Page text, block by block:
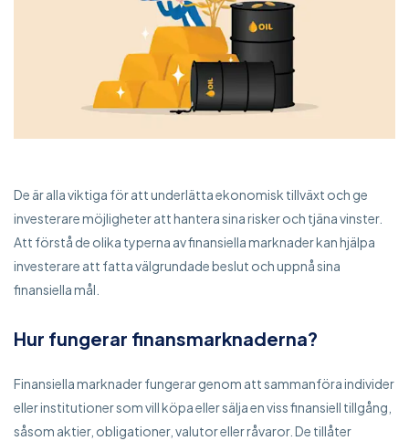
De är alla viktiga för att underlätta ekonomisk tillväxt och ge
investerare möjligheter att hantera sina risker och tjäna vinster.
Att förstå de olika typerna av finansiella marknader kan hjälpa
investerare att fatta välgrundade beslut och uppnå sina
finansiella mål.
Hur fungerar finansmarknaderna?
Finansiella marknader fungerar genom att sammanföra individer
eller institutioner som vill köpa eller sälja en viss finansiell tillgång,
såsom aktier, obligationer, valutor eller råvaror. De tillåter